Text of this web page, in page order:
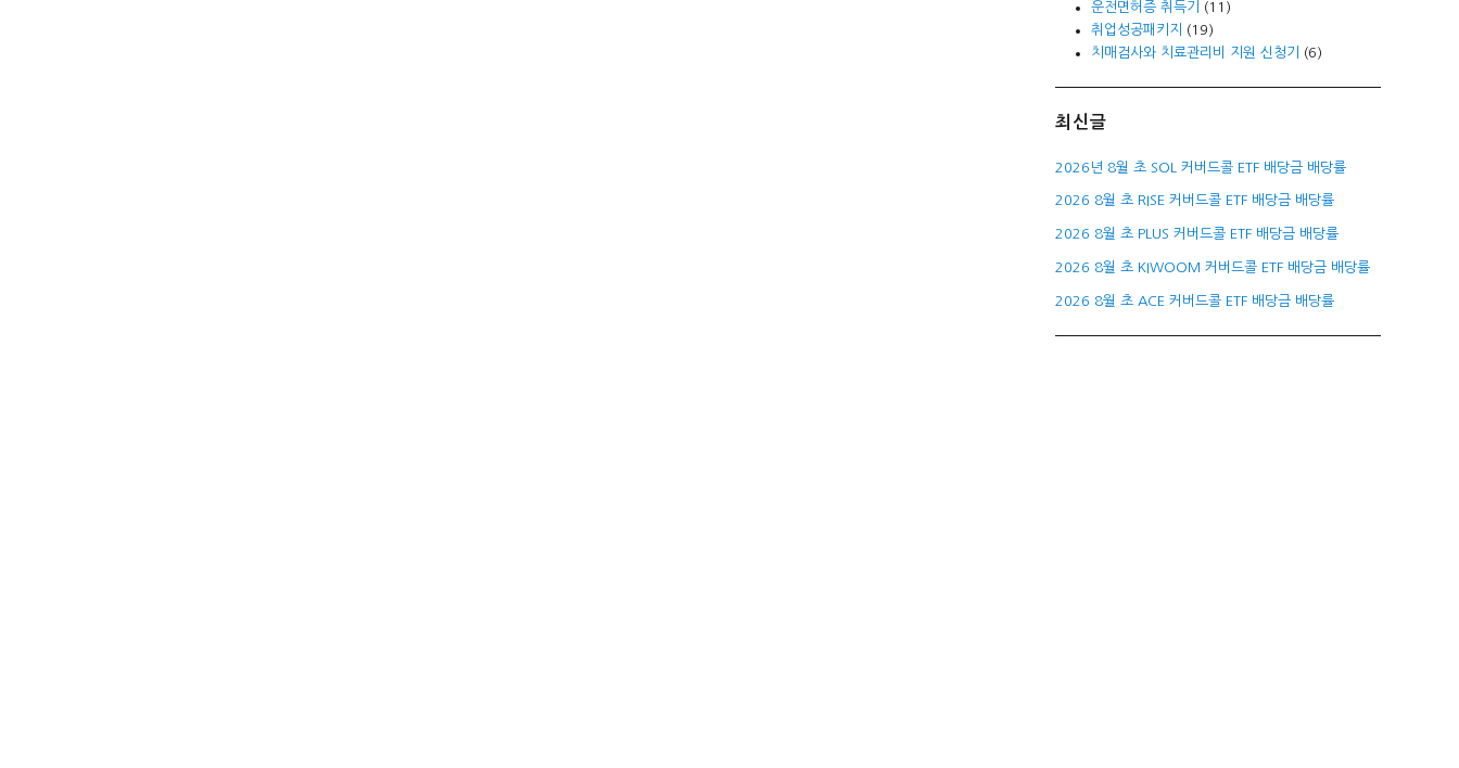
운전면허증 취득기
(11)
취업성공패키지
(19)
치매검사와 치료관리비 지원 신청기
(6)
최신글
2026년 8월 초 SOL 커버드콜 ETF 배당금 배당률
2026 8월 초 RISE 커버드콜 ETF 배당금 배당률
2026 8월 초 PLUS 커버드콜 ETF 배당금 배당률
2026 8월 초 KIWOOM 커버드콜 ETF 배당금 배당률
2026 8월 초 ACE 커버드콜 ETF 배당금 배당률